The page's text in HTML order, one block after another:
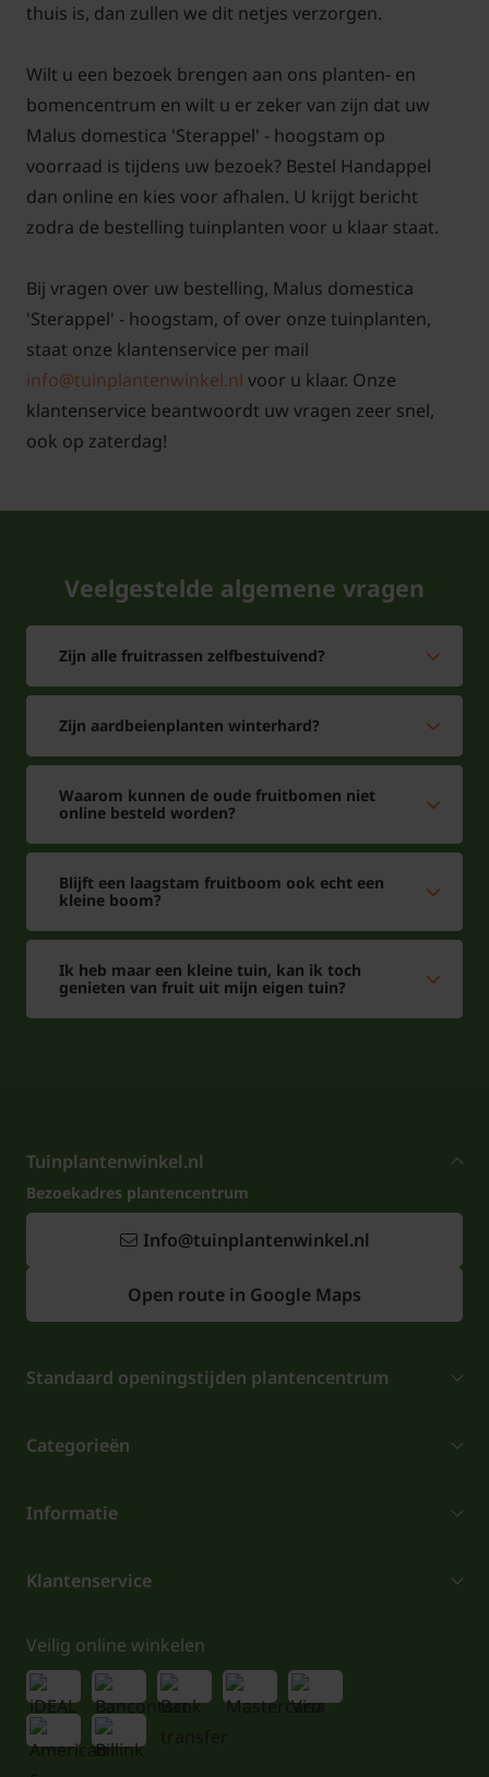
thuis is, dan zullen we dit netjes verzorgen.
Wilt u een bezoek brengen aan ons planten- en
bomencentrum en wilt u er zeker van zijn dat uw
Malus domestica 'Sterappel' - hoogstam op
voorraad is tijdens uw bezoek? Bestel Handappel
dan online en kies voor afhalen. U krijgt bericht
zodra de bestelling tuinplanten voor u klaar staat.
Bij vragen over uw bestelling, Malus domestica
'Sterappel' - hoogstam, of over onze tuinplanten,
staat onze klantenservice per mail
info@tuinplantenwinkel.nl voor u klaar. Onze
klantenservice beantwoordt uw vragen zeer snel,
ook op zaterdag!
Veelgestelde algemene vragen
Zijn alle fruitrassen zelfbestuivend?
Zijn aardbeienplanten winterhard?
Waarom kunnen de oude fruitbomen niet
online besteld worden?
Blijft een laagstam fruitboom ook echt een
kleine boom?
Ik heb maar een kleine tuin, kan ik toch
genieten van fruit uit mijn eigen tuin?
Tuinplantenwinkel.nl
Bezoekadres plantencentrum
Info@tuinplantenwinkel.nl
Open route in Google Maps
Standaard openingstijden plantencentrum
Categorieën
Informatie
Klantenservice
Veilig online winkelen